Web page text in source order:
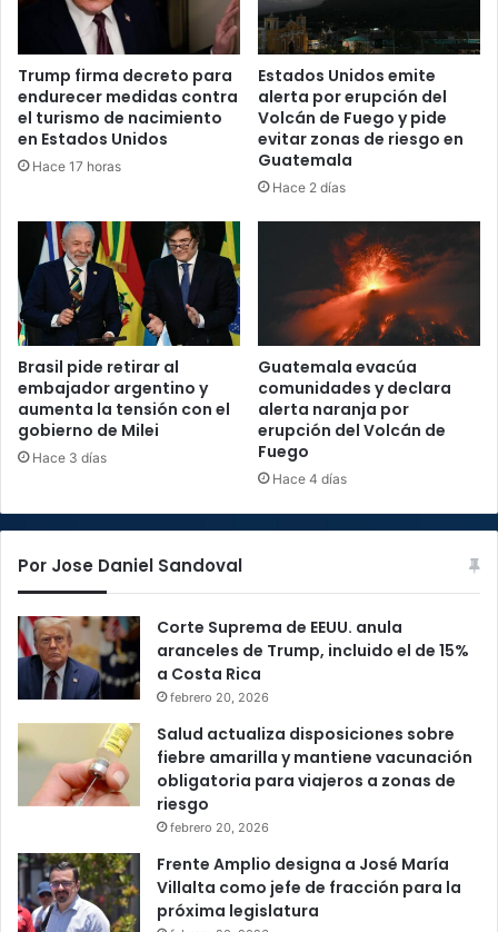
Trump firma decreto para
endurecer medidas contra
el turismo de nacimiento
en Estados Unidos
Hace 17 horas
Estados Unidos emite
alerta por erupción del
Volcán de Fuego y pide
evitar zonas de riesgo en
Guatemala
Hace 2 días
Brasil pide retirar al
embajador argentino y
aumenta la tensión con el
gobierno de Milei
Hace 3 días
Guatemala evacúa
comunidades y declara
alerta naranja por
erupción del Volcán de
Fuego
Hace 4 días
Por Jose Daniel Sandoval
Corte Suprema de EEUU. anula
aranceles de Trump, incluido el de 15%
a Costa Rica
febrero 20, 2026
Salud actualiza disposiciones sobre
fiebre amarilla y mantiene vacunación
obligatoria para viajeros a zonas de
riesgo
febrero 20, 2026
Frente Amplio designa a José María
Villalta como jefe de fracción para la
próxima legislatura